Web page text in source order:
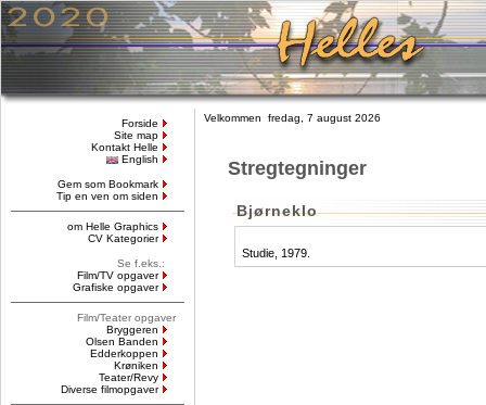
Forside
Site map
Kontakt Helle
English
Gem som Bookmark
Tip en ven om siden
om Helle Graphics
CV Kategorier
Se f.eks.:
Film/TV opgaver
Grafiske opgaver
Film/Teater opgaver
Bryggeren
Olsen Banden
Edderkoppen
Krøniken
Teater/Revy
Diverse filmopgaver
Velkommen fredag, 7 august 2026
Stregtegninger
Bjørneklo
Studie, 1979.